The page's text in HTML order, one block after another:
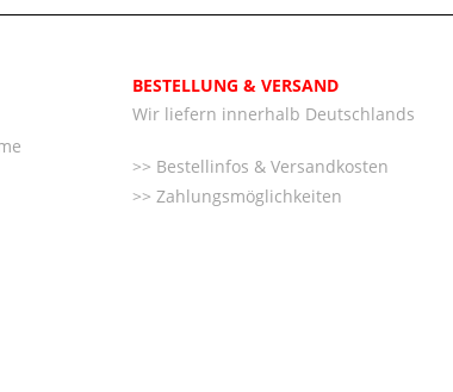
BESTELLUNG & VERSAND
Wir liefern innerhalb Deutschlands
Bestellinfos & Versandkosten
Zahlungsmöglichkeiten